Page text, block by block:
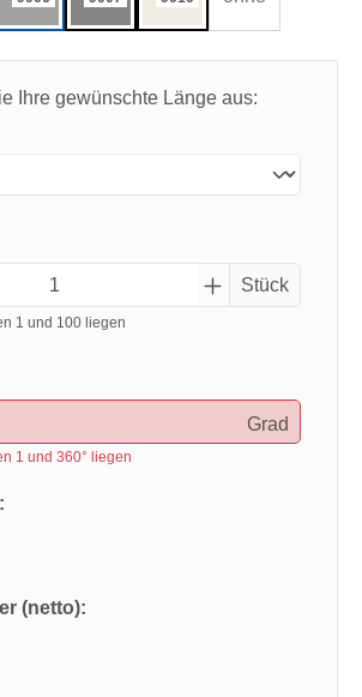
Ihre gewünschte Länge aus:
Stück
1 und 100 liegen
Grad
1 und 360° liegen
(netto):